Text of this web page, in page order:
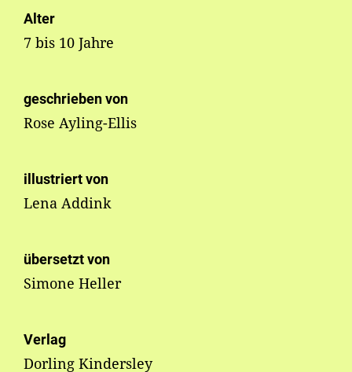
Alter
7 bis 10 Jahre
geschrieben von
Rose Ayling-Ellis
illustriert von
Lena Addink
übersetzt von
Simone Heller
Verlag
Dorling Kindersley